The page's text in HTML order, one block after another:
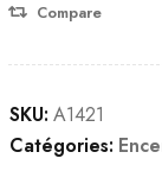
Compare
SKU: A1421
Catégories: